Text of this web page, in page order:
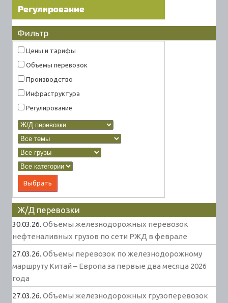
Фильтр
Цены и тарифы
Объемы перевозок
Производство
Инфраструктура
Регулирование
Ж/Д перевозки
30.03.26. Объемы железнодорожных перевозок
нефтеналивных грузов по сети РЖД в феврале
27.03.26. Объемы перевозок по железнодорожному
маршруту Китай – Европа за первые два месяца 2026
года
27.03.26. Объемы железнодорожных грузоперевозок